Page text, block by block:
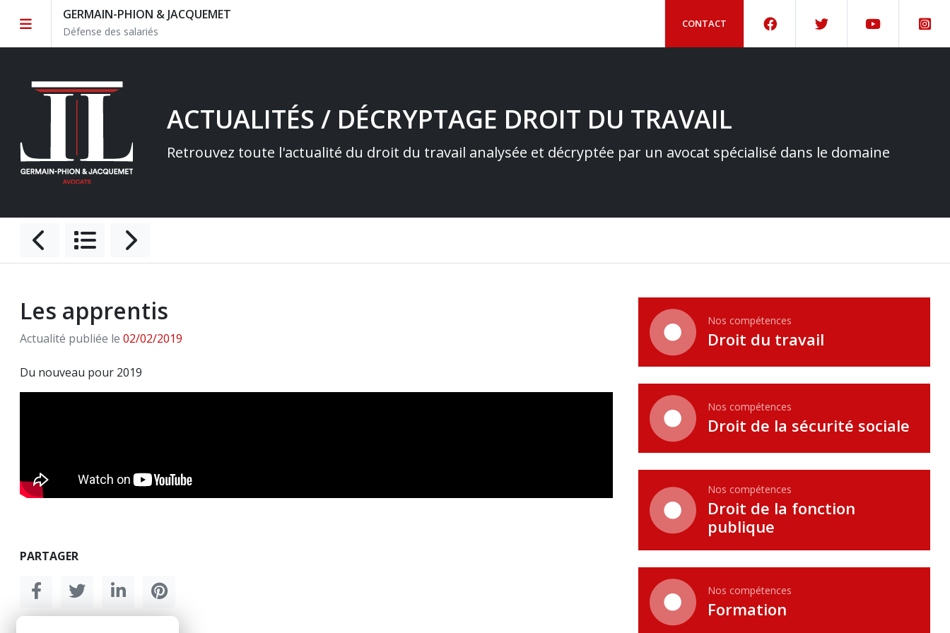
GERMAIN-PHION & JACQUEMET
Défense des salariés
CONTACT
ACTUALITÉS / DÉCRYPTAGE DROIT DU TRAVAIL
Retrouvez toute l'actualité du droit du travail analysée et décryptée par un avocat spécialisé dans le domaine
Les apprentis
Actualité publiée le 02/02/2019
Du nouveau pour 2019
PARTAGER
Nos compétences
Droit du travail
Nos compétences
Droit de la sécurité sociale
Nos compétences
Droit de la fonction
publique
Nos compétences
Formation